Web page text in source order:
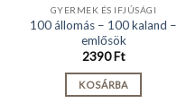
GYERMEK ÉS IFJÚSÁGI
100 állomás – 100 kaland –
emlősök
2390Ft
KOSÁRBA